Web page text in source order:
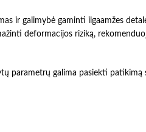
ir galimybė gaminti ilgaamžes
deformacijos riziką,
parametrų galima pasiekti patikimą